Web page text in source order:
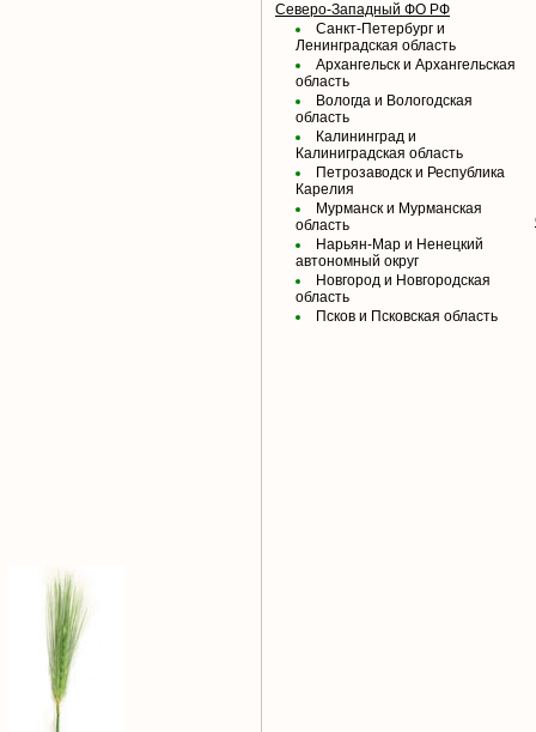
Северо-Западный ФО РФ
Санкт-Петербург и
Ленинградская область
Архангельск и Архангельская
область
Вологда и Вологодская
область
Калининград и
Калиниградская область
Петрозаводск и Республика
Карелия
Мурманск и Мурманская
область
Нарьян-Мар и Ненецкий
автономный округ
Новгород и Новгородская
область
Псков и Псковская область